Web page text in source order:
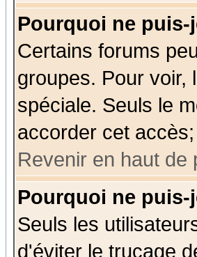
Pourquoi ne puis-
Certains forums
groupes. Pour voir,
spéciale. Seuls le
accorder cet
Revenir en haut de
Pourquoi ne
Seuls les
d'éviter le trucage